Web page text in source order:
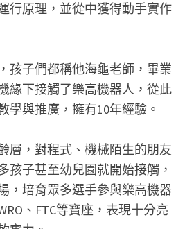
行原理，並從中獲得動手實作
孩子們都稱他海龜老師，畢業
緣下接觸了樂高機器人，從此
學與推廣，擁有10年經驗。
層，對程式、機械陌生的朋友
孩子甚至幼兒園就開始接觸，
，培育眾多選手參與樂高機器
、FTC等寶座，表現十分亮